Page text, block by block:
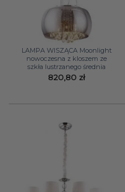
LAMPA WISZĄCA Moonlight
nowoczesna z kloszem ze
szkła lustrzanego średnia
820,80 zł